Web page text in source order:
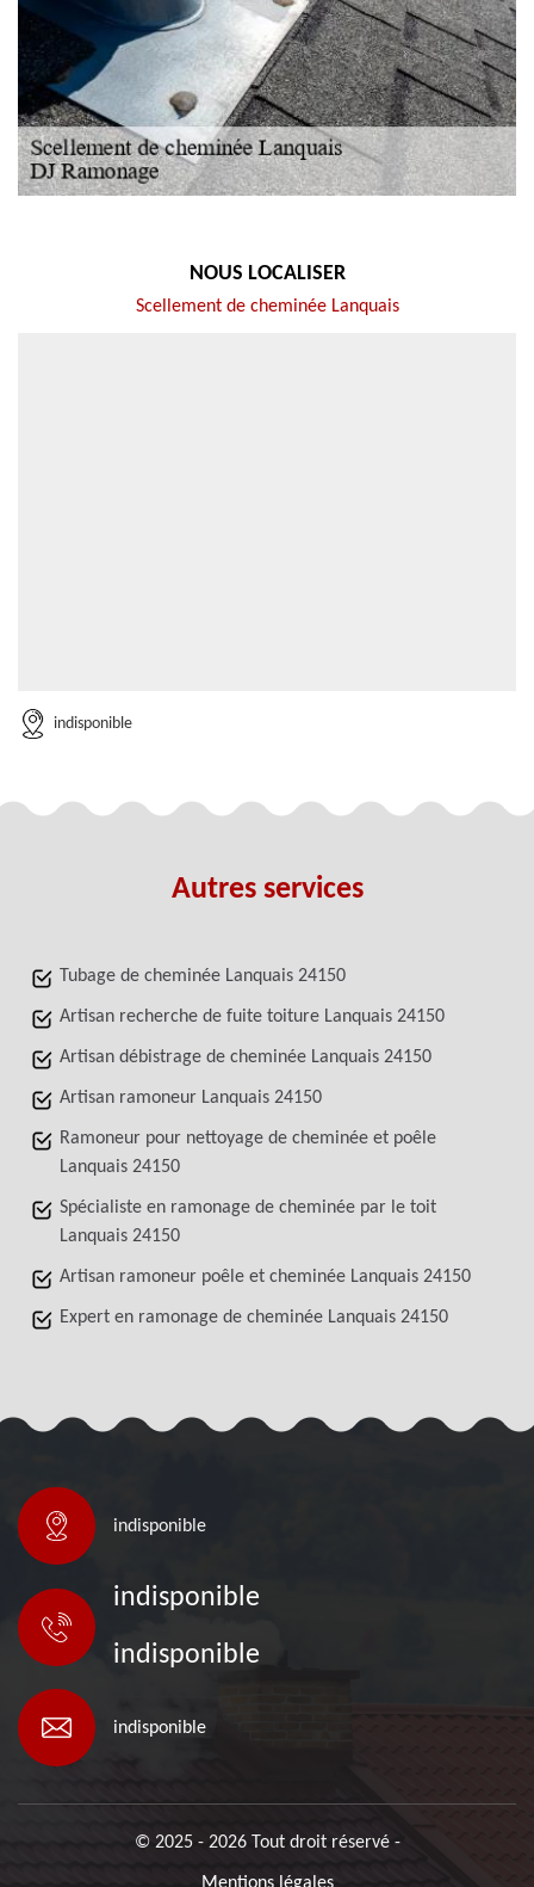
NOUS LOCALISER
Scellement de cheminée Lanquais
indisponible
Autres services
Tubage de cheminée Lanquais 24150
Artisan recherche de fuite toiture Lanquais 24150
Artisan débistrage de cheminée Lanquais 24150
Artisan ramoneur Lanquais 24150
Ramoneur pour nettoyage de cheminée et poêle
Lanquais 24150
Spécialiste en ramonage de cheminée par le toit
Lanquais 24150
Artisan ramoneur poêle et cheminée Lanquais 24150
Expert en ramonage de cheminée Lanquais 24150
indisponible
indisponible
indisponible
indisponible
© 2025 - 2026 Tout droit réservé -